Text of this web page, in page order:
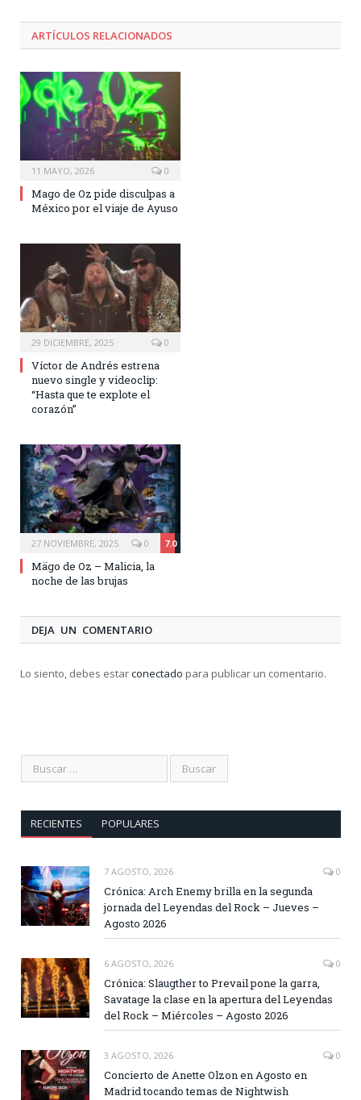
ARTÍCULOS RELACIONADOS
11 MAYO, 2026 0
Mago de Oz pide disculpas a
México por el viaje de Ayuso
29 DICIEMBRE, 2025 0
Víctor de Andrés estrena
nuevo single y videoclip:
“Hasta que te explote el
corazón”
27 NOVIEMBRE, 2025 7.0
0
Mägo de Oz – Malicia, la
noche de las brujas
DEJA UN COMENTARIO
Lo siento, debes estarconectado para publicar un comentario.
RECIENTES POPULARES
7 AGOSTO, 2026 0
Crónica: Arch Enemy brilla en la segunda
jornada del Leyendas del Rock – Jueves –
Agosto 2026
6 AGOSTO, 2026 0
Crónica: Slaugther to Prevail pone la garra,
Savatage la clase en la apertura del Leyendas
del Rock – Miércoles – Agosto 2026
3 AGOSTO, 2026 0
Concierto de Anette Olzon en Agosto en
Madrid tocando temas de Nightwish